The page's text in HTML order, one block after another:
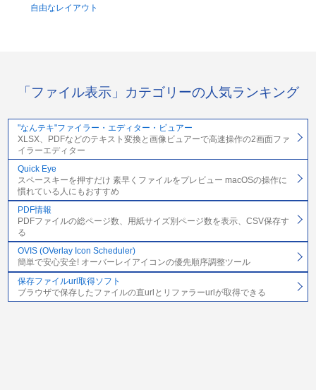
自由なレイアウト
「ファイル表示」カテゴリーの人気ランキング
"なんテキ"ファイラー・エディター・ビュアー
XLSX、PDFなどのテキスト変換と画像ビュアーで高速操作の2画面ファ
イラーエディター
Quick Eye
スペースキーを押すだけ 素早くファイルをプレビュー macOSの操作に
慣れている人にもおすすめ
PDF情報
PDFファイルの総ページ数、用紙サイズ別ページ数を表示、CSV保存す
る
OVIS (OVerlay Icon Scheduler)
簡単で安心安全! オーバーレイアイコンの優先順序調整ツール
保存ファイルurl取得ソフト
ブラウザで保存したファイルの直urlとリファラーurlが取得できる